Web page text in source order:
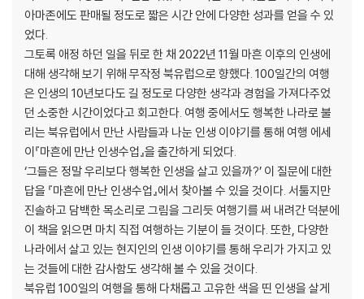
돌아보는 여행을 했을 것이라고….
-p. 240 에필로그 중에서
- 우리는 그들을 "석유 키즈"라고 불러요.ㅣ Melissa (스타방에르)
- 내 아내이지만 차갑다고 느껴요. (오슬로)
PART 4. 덴마크
- 잠시 쉬어가도 괜찮아요.ㅣAnne Margrethe (코펜하겐)
- 밥은 안 먹고 가요? ㅣKirstine (코펜하겐)
- 후련한 마음과 함께 다음 여정을 준비하다.ㅣ (오덴세)
에필로그
판권
아마존에도 판매될 정도로 짧은 시간 안에 다양한 성과를 얻을 수 있
었다.
그토록 애정 하던 일을 뒤로 한 채 2022년 11월 마흔 이후의 인생에
대해 생각해 보기 위해 무작정 북유럽으로 향했다. 100일간의 여행
은 인생의 10년보다도 길 정도로 다양한 생각과 경험을 가져다주었
던 소중한 시간이었다고 회고한다. 여행 중에서도 행복한 나라로 불
리는 북유럽에서 만난 사람들과 나눈 인생 이야기를 통해 여행 에세
이『마흔에 만난 인생수업』을 출간하게 되었다.
‘그들은 정말 우리보다 행복한 인생을 살고 있을까?’ 이 질문에 대한
답을 『마흔에 만난 인생수업』에서 찾아볼 수 있을 것이다. 서툴지만
진솔하고 담백한 목소리로 그림을 그리듯 여행기를 써 내려간 덕분에
이 책을 읽으면 마치 직접 여행하는 기분이 들 것이다. 또한, 다양한
나라에서 살고 있는 현지인의 인생 이야기를 통해 우리가 가지고 있
는 것들에 대한 감사함도 생각해 볼 수 있을 것이다.
북유럽 100일의 여행을 통해 다채롭고 고유한 색을 띤 인생을 살게